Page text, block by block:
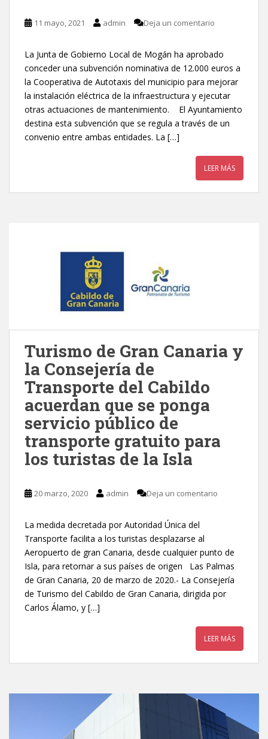
11 mayo, 2021 admin Deja un comentario
La Junta de Gobierno Local de Mogán ha aprobado
conceder una subvención nominativa de 12.000 euros a
la Cooperativa de Autotaxis del municipio para mejorar
la instalación eléctrica de la infraestructura y ejecutar
otras actuaciones de mantenimiento. El Ayuntamiento
destina esta subvención que se regula a través de un
convenio entre ambas entidades. La […]
LEER MÁS
Turismo de Gran Canaria y
la Consejería de
Transporte del Cabildo
acuerdan que se ponga
servicio público de
transporte gratuito para
los turistas de la Isla
20 marzo, 2020 admin Deja un comentario
La medida decretada por Autoridad Única del
Transporte facilita a los turistas desplazarse al
Aeropuerto de gran Canaria, desde cualquier punto de
Isla, para retornar a sus países de origen Las Palmas
de Gran Canaria, 20 de marzo de 2020.- La Consejería
de Turismo del Cabildo de Gran Canaria, dirigida por
Carlos Álamo, y […]
LEER MÁS